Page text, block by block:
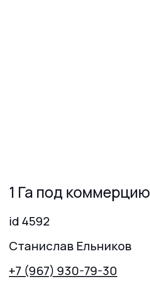
1 Га под коммерцию
id 4592
Станислав Ельников
+7 (967) 930-79-30